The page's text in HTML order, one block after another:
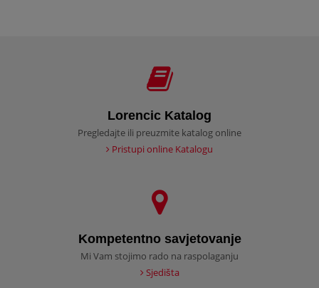
Lorencic Katalog
Pregledajte ili preuzmite katalog online
Pristupi online Katalogu
Kompetentno savjetovanje
Mi Vam stojimo rado na raspolaganju
Sjedišta